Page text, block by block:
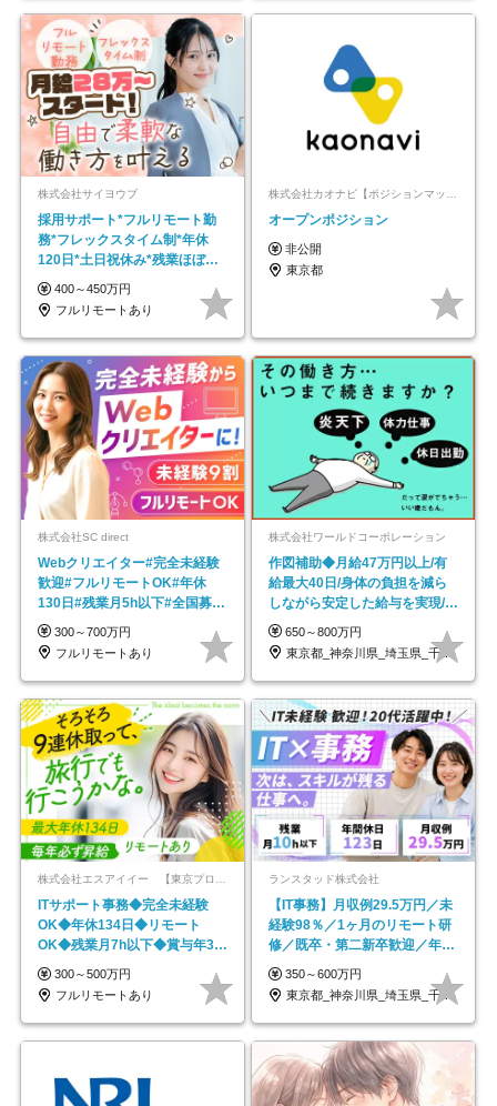
株式会社サイヨウブ
採用サポート*フルリモート勤
務*フレックスタイム制*年休
120日*土日祝休み*残業ほぼな
し*育児中社員8割以上
400～450万円
フルリモートあり
株式会社カオナビ【ポジションマッチ登録】
オープンポジション
非公開
東京都
株式会社SC direct
Webクリエイター#完全未経験
歓迎#フルリモートOK#年休
130日#残業月5h以下#全国募集
#最大1年の研修
300～700万円
フルリモートあり
株式会社ワールドコーポレーション
作図補助◆月給47万円以上/有
給最大40日/身体の負担を減ら
しながら安定した給与を実現/転
勤なし/p10
650～800万円
東京都_神奈川県_埼玉県_千葉県_大阪府…
株式会社エスアイイー 【東京プロマーケット上場】
ITサポート事務◆完全未経験
OK◆年休134日◆リモート
OK◆残業月7h以下◆賞与年3回
◆5年目まで必ず昇給
300～500万円
フルリモートあり
ランスタッド株式会社
【IT事務】月収例29.5万円／未
経験98％／1ヶ月のリモート研
修／既卒・第二新卒歓迎／年間
休日123日/OW
350～600万円
東京都_神奈川県_埼玉県_千葉県_大阪府…